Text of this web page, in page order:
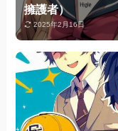
擁護者）
2025年2月16日